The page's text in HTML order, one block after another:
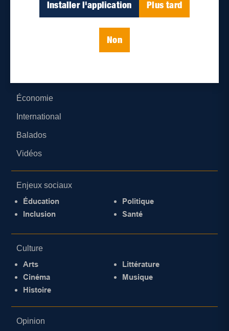
Installer l'application Plus tard
Non
Économie
International
Balados
Vidéos
Enjeux sociaux
Éducation
Inclusion
Politique
Santé
Culture
Arts
Cinéma
Histoire
Littérature
Musique
Opinion